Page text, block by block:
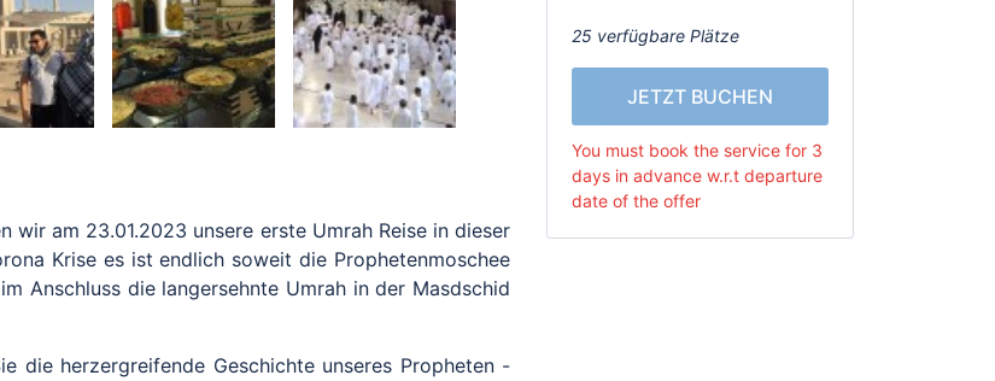
am 23.01.2023 unsere erste Umrah Reise in dieser
Krise es ist endlich soweit die Prophetenmoschee
Anschluss die langersehnte Umrah in der Masdschid
die herzergreifende Geschichte unseres Propheten -
25 verfügbare Plätze
JETZT BUCHEN
You must book the service for 3
days in advance w.r.t departure
date of the offer